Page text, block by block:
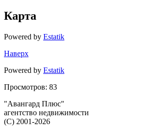
Карта
Powered by Estatik
Наверх
Powered by Estatik
Просмотров: 83
"Авангард Плюс"
агентство недвижимости
(C) 2001-2026